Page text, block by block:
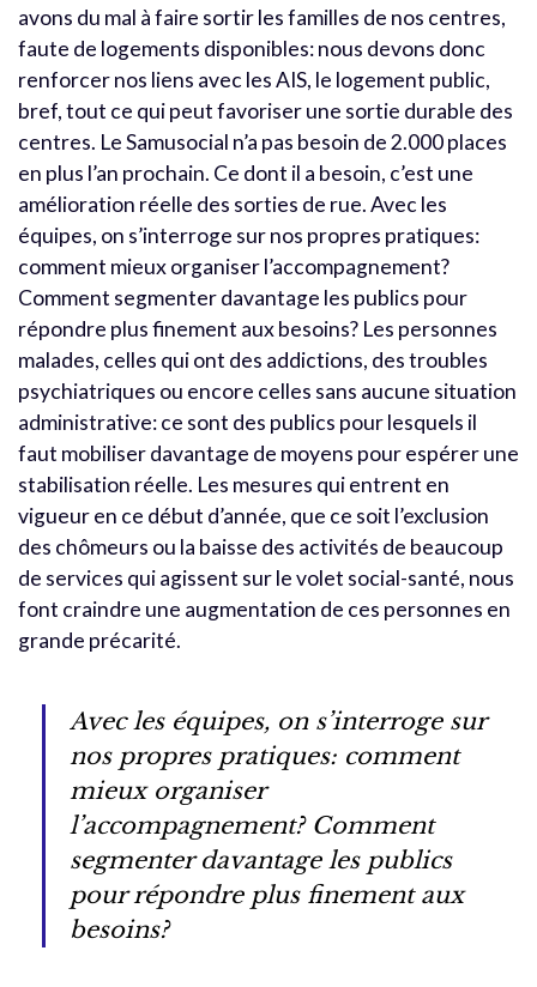
avons du mal à faire sortir les familles de nos centres,
faute de logements disponibles: nous devons donc
renforcer nos liens avec les AIS, le logement public,
bref, tout ce qui peut favoriser une sortie durable des
centres. Le Samusocial n’a pas besoin de 2.000 places
en plus l’an prochain. Ce dont il a besoin, c’est une
amélioration réelle des sorties de rue. Avec les
équipes, on s’interroge sur nos propres pratiques:
comment mieux organiser l’accompagnement?
Comment segmenter davantage les publics pour
répondre plus finement aux besoins? Les personnes
malades, celles qui ont des addictions, des troubles
psychiatriques ou encore celles sans aucune situation
administrative: ce sont des publics pour lesquels il
faut mobiliser davantage de moyens pour espérer une
stabilisation réelle. Les mesures qui entrent en
vigueur en ce début d’année, que ce soit l’exclusion
des chômeurs ou la baisse des activités de beaucoup
de services qui agissent sur le volet social-santé, nous
font craindre une augmentation de ces personnes en
grande précarité.
Avec les équipes, on s’interroge sur
nos propres pratiques: comment
mieux organiser
l’accompagnement? Comment
segmenter davantage les publics
pour répondre plus finement aux
besoins?